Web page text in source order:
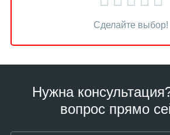
Сделайте выбор!
Нужна
вопрос прямо